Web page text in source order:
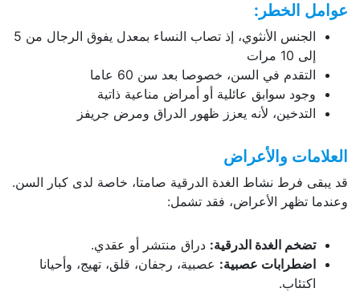
عوامل الخطر :
الجنس الأنثوي، إذ تصاب النساء بمعدل يفوق الرجال من 5
إلى 10 مرات
التقدم في السن، خصوصا بعد سن 60 عاما
وجود سوابق عائلية أو أمراض مناعية ذاتية
التدخين، لأنه يعزز ظهور الدراق ومرض جريفز
العلامات والأعراض
قد يبقى فرط نشاط الغدة الدرقية صامتا، خاصة لدى كبار السن.
وعندما تظهر الأعراض، فقد تشمل:
تضخم الغدة الدرقية: دراق منتشر أو عقدي.
اضطرابات عصبية: عصبية، رجفان، قلق، تهيج، وأحيانا
اكتئاب.